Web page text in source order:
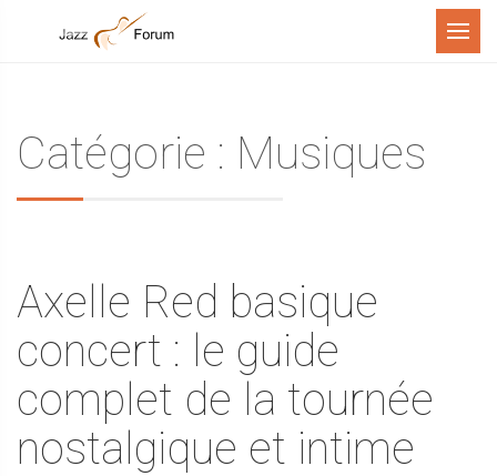
Menu
Catégorie : Musiques
Axelle Red basique
concert : le guide
complet de la tournée
nostalgique et intime